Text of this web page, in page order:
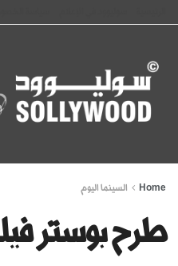
Home السينما اليوم
طرح بوستر